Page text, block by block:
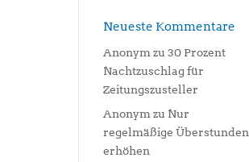
Neueste Kommentare
Anonym zu30 Prozent
Nachtzuschlag für
Zeitungszusteller
Anonym zu Nur
regelmäßige Überstunden
erhöhen